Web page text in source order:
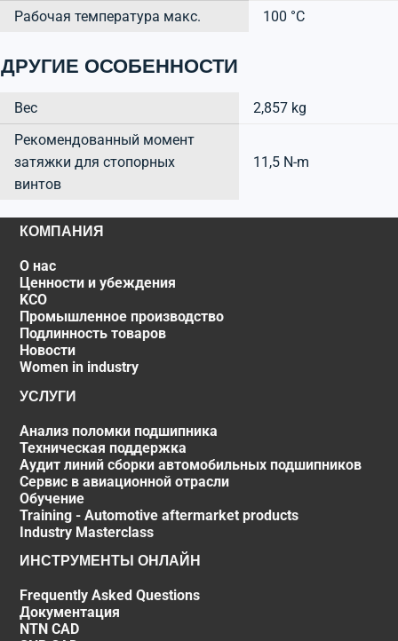
Рабочая температура макс.
100 °C
ДРУГИЕ ОСОБЕННОСТИ
Вес
2,857 kg
Рекомендованный момент
затяжки для стопорных
винтов
11,5 N-m
КОМПАНИЯ
О нас
Ценности и убеждения
KCO
Промышленное производство
Подлинность товаров
Новости
Women in industry
УСЛУГИ
Анализ поломки подшипника
Техническая поддержка
Аудит линий сборки автомобильных подшипников
Сервис в авиационной отрасли
Обучение
Training - Automotive aftermarket products
Industry Masterclass
ИНСТРУМЕНТЫ ОНЛАЙН
Frequently Asked Questions
Документация
NTN CAD